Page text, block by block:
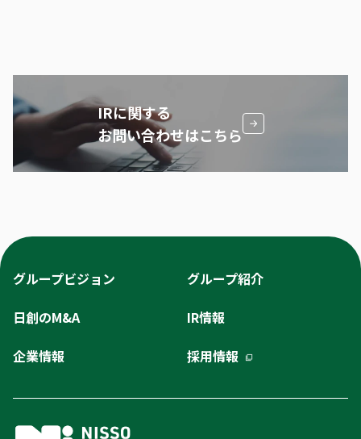
IRに関する
お問い合わせはこちら
グループビジョン
グループ紹介
日創のM&A
IR情報
企業情報
採用情報